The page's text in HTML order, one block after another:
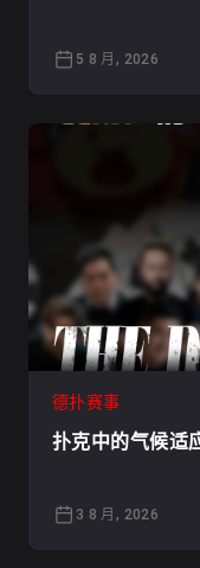
5 8 月, 2026
德扑赛事
扑克中的气候适
3 8 月, 2026